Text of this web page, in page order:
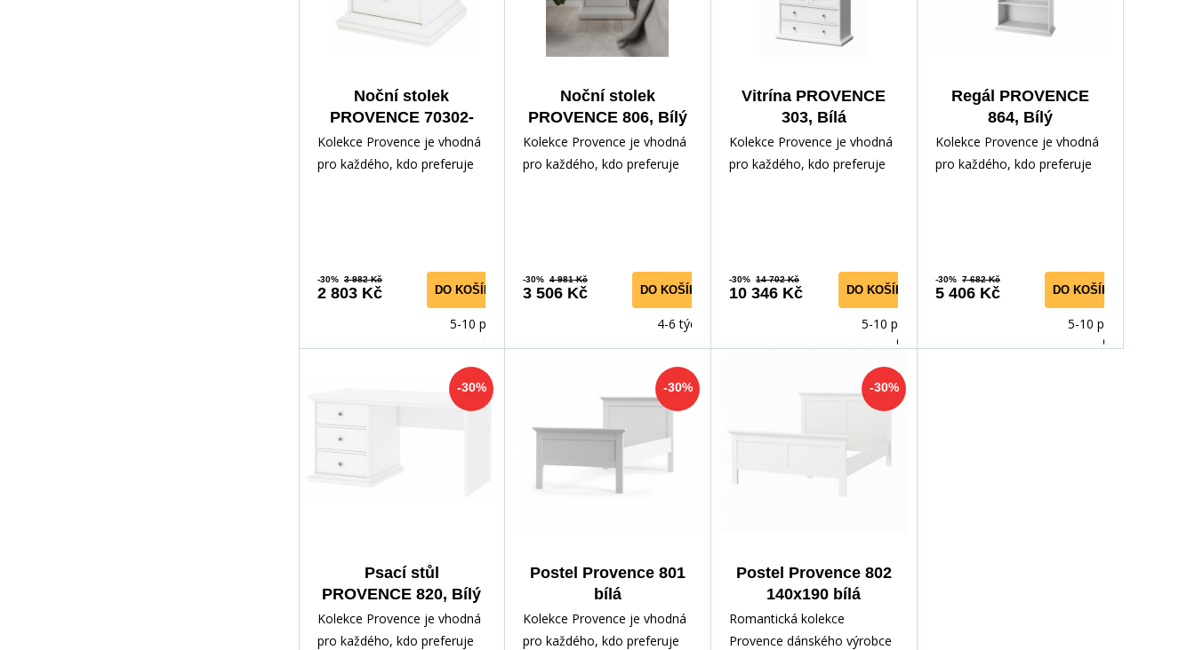
Noční stolek
PROVENCE 70302-
4949, Bílý
Kolekce Provence je vhodná
pro každého, kdo preferuje
-30% 3 982 Kč
2 803 Kč DO KOŠÍKU
5-10 prac.
dnů
Noční stolek
PROVENCE 806, Bílý
Kolekce Provence je vhodná
pro každého, kdo preferuje
-30% 4 981 Kč
3 506 Kč DO KOŠÍKU
4-6 týdnů
Vitrína PROVENCE
303, Bílá
Kolekce Provence je vhodná
pro každého, kdo preferuje
-30% 14 702 Kč
10 346 Kč DO KOŠÍKU
5-10 prac.
dnů
Regál PROVENCE
864, Bílý
Kolekce Provence je vhodná
pro každého, kdo preferuje
-30% 7 682 Kč
5 406 Kč DO KOŠÍKU
5-10 prac.
dnů
-30%
Psací stůl
PROVENCE 820, Bílý
Kolekce Provence je vhodná
pro každého, kdo preferuje
-30%
Postel Provence 801
bílá
Kolekce Provence je vhodná
pro každého, kdo preferuje
-30%
Postel Provence 802
140x190 bílá
Romantická kolekce
Provence dánského výrobce